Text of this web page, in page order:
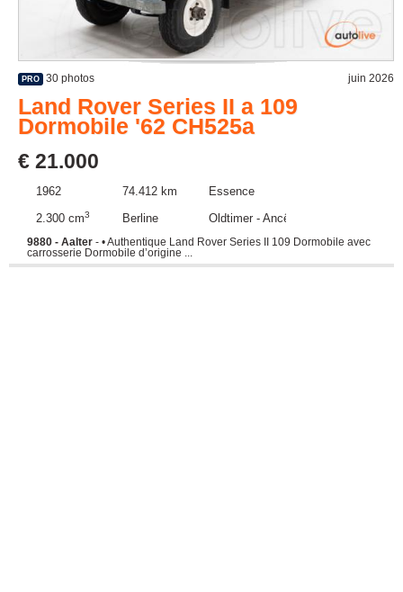
PRO 30 photos juin 2026
Land Rover Series II a 109
Dormobile '62 CH525a
€ 21.000
1962 74.412 km
Essence
2.300 cm3 Berline Oldtimer - Ancêtre
9880 - Aalter - • Authentique Land Rover Series II 109 Dormobile avec
carrosserie Dormobile d’origine ...